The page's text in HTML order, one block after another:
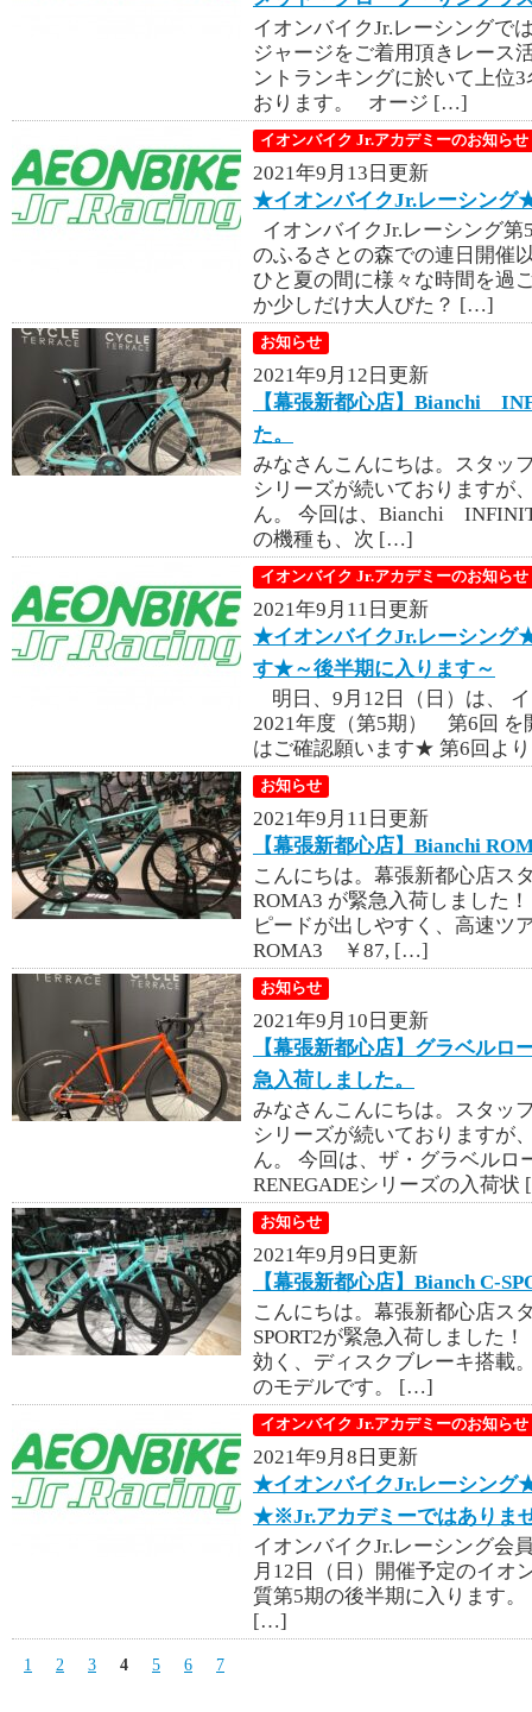
イオンバイクJr.レーシングで
ジャージをご着用頂きレース
ントランキングに於いて上位
おります。 オージ […]
イオンバイク Jr.アカデミーのお知らせ
2021年9月13日更新
★イオンバイクJr.レーシン
イオンバイクJr.レーシング
のふるさとの森での連日開催
ひと夏の間に様々な時間を過
か少しだけ大人びた？ […]
お知らせ
2021年9月12日更新
【幕張新都心店】Bianchi
た。
みなさんこんにちは。スタッ
シリーズが続いておりますが
ん。 今回は、Bianchi
の機種も、次 […]
イオンバイク Jr.アカデミーのお知らせ
2021年9月11日更新
★イオンバイクJr.レーシン
す★～後半期に入ります～
明日、9月12日（日）は、
2021年度（第5期） 第6回
はご確認願います★ 第6回よ
お知らせ
2021年9月11日更新
【幕張新都心店】Bianchi
こんにちは。幕張新都心店ス
ROMA3 が緊急入荷しました
ピードが出しやすく、高速ツ
ROMA3 ￥87, […]
お知らせ
2021年9月10日更新
【幕張新都心店】グラベル
急入荷しました。
みなさんこんにちは。スタッ
シリーズが続いておりますが
ん。 今回は、ザ・グラベルロ
RENEGADEシリーズの入荷
お知らせ
2021年9月9日更新
【幕張新都心店】Bianch C-
こんにちは。幕張新都心店ス
SPORT2が緊急入荷しました
効く、ディスクブレーキ搭載
のモデルです。 […]
イオンバイク Jr.アカデミーのお知らせ
2021年9月8日更新
★イオンバイクJr.レーシング
★※Jr.アカデミーではありま
イオンバイクJr.レーシング会
月12日（日）開催予定のイオ
質第5期の後半期に入ります
[…]
1 2 3 4 5 6 7